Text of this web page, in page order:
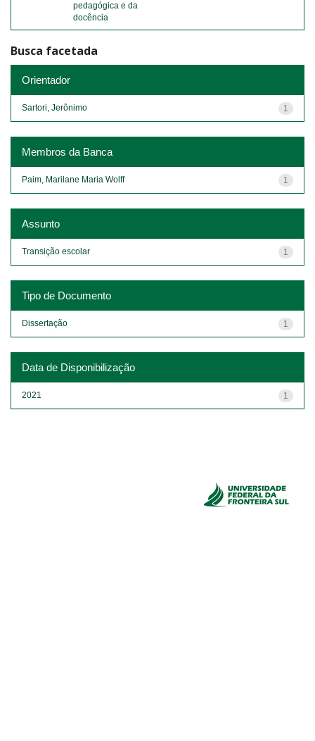
pedagógica e da
docência
Busca facetada
Orientador
1
Sartori, Jerônimo
Membros da Banca
1
Paim, Marilane Maria Wolff
Assunto
1
Transição escolar
Tipo de Documento
1
Dissertação
Data de Disponibilização
1
2021